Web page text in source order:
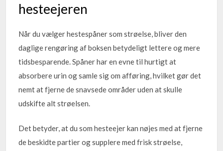
hesteejeren
Når du vælger hestespåner som strøelse, bliver den
daglige rengøring af boksen betydeligt lettere og mere
tidsbesparende. Spåner har en evne til hurtigt at
absorbere urin og samle sig om afføring, hvilket gør det
nemt at fjerne de snavsede områder uden at skulle
udskifte alt strøelsen.
Det betyder, at du som hesteejer kan nøjes med at fjerne
de beskidte partier og supplere med frisk strøelse,